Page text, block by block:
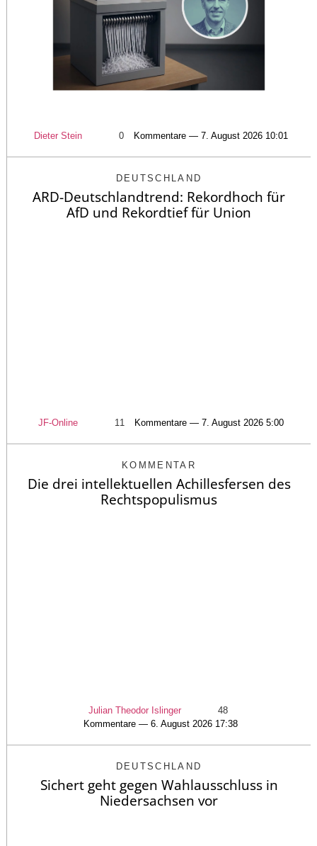
Dieter Stein 0 Kommentare — 7. August 2026 10:01
DEUTSCHLAND
ARD-Deutschlandtrend: Rekordhoch für
AfD und Rekordtief für Union
JF-Online 11 Kommentare — 7. August 2026 5:00
KOMMENTAR
Die drei intellektuellen Achillesfersen des
Rechtspopulismus
Julian Theodor Islinger
48
Kommentare — 6. August 2026 17:38
DEUTSCHLAND
Sichert geht gegen Wahlausschluss in
Niedersachsen vor